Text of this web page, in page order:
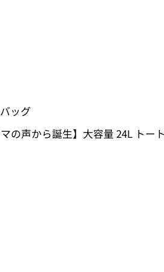
ッグ
マの声から誕生】大容量 24L トー